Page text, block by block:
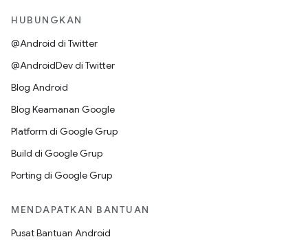
HUBUNGKAN
@Android di Twitter
@AndroidDev di Twitter
Blog Android
Blog Keamanan Google
Platform di Google Grup
Build di Google Grup
Porting di Google Grup
MENDAPATKAN BANTUAN
Pusat Bantuan Android